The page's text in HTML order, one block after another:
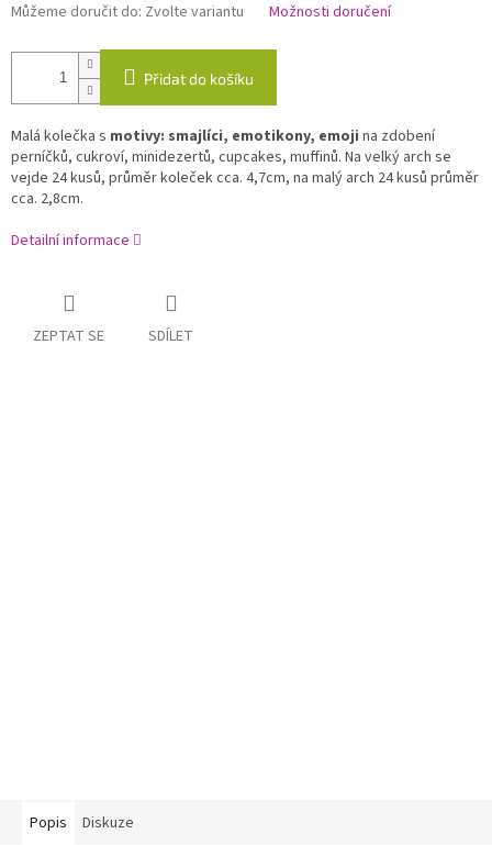
Můžeme doručit do: Zvolte variantu Možnosti doručení
Přidat do košíku
Malá kolečka s motivy: smajlíci, emotikony, emoji na zdobení
perníčků, cukroví, minidezertů, cupcakes, muffinů. Na velký arch se
vejde 24 kusů, průměr koleček cca. 4,7cm, na malý arch 24 kusů průměr
cca. 2,8cm.
Detailní informace
ZEPTAT SE SDÍLET
Popis Diskuze